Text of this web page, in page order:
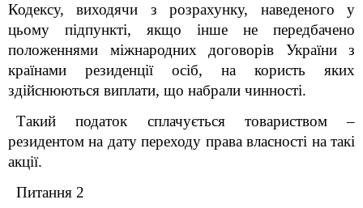
Кодексу, виходячи з розрахунку, наведеного у
цьому підпункті, якщо інше не передбачено
положеннями міжнародних договорів України з
країнами резиденції осіб, на користь яких
здійснюються виплати, що набрали чинності.
Такий податок сплачується товариством –
резидентом на дату переходу права власності на такі
акції.
Питання 2